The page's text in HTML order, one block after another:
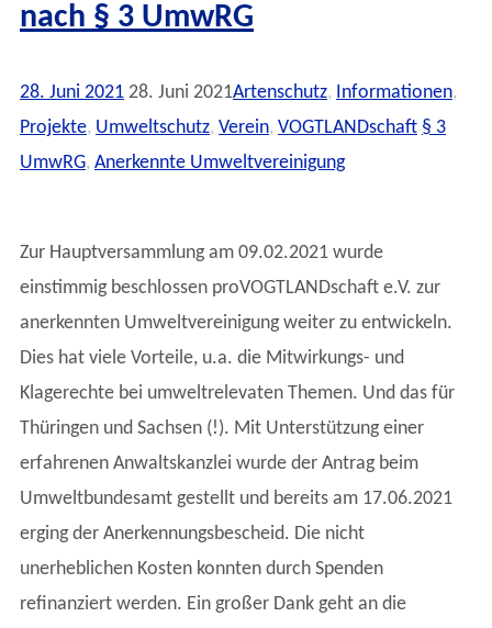
nach § 3 UmwRG
28. Juni 2021 28. Juni 2021Artenschutz, Informationen,
Projekte, Umweltschutz, Verein, VOGTLANDschaft § 3
UmwRG, Anerkennte Umweltvereinigung
Zur Hauptversammlung am 09.02.2021 wurde
einstimmig beschlossen proVOGTLANDschaft e.V. zur
anerkennten Umweltvereinigung weiter zu entwickeln.
Dies hat viele Vorteile, u.a. die Mitwirkungs- und
Klagerechte bei umweltrelevaten Themen. Und das für
Thüringen und Sachsen (!). Mit Unterstützung einer
erfahrenen Anwaltskanzlei wurde der Antrag beim
Umweltbundesamt gestellt und bereits am 17.06.2021
erging der Anerkennungsbescheid. Die nicht
unerheblichen Kosten konnten durch Spenden
refinanziert werden. Ein großer Dank geht an die